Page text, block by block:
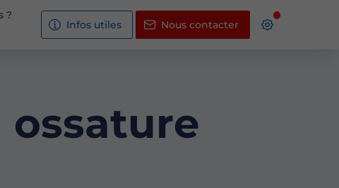
?
Infos utiles Nous contacter
ossature